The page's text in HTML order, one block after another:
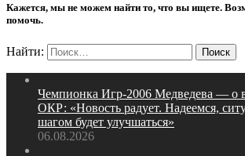
Кажется, мы не можем найти то, что вы ищете.
помочь.
Найти:
Чемпионка Игр‑2006 Медведева — о
ОКР: «Новость радует. Надеемся,
шагом будет улучшаться»
06.08.2026